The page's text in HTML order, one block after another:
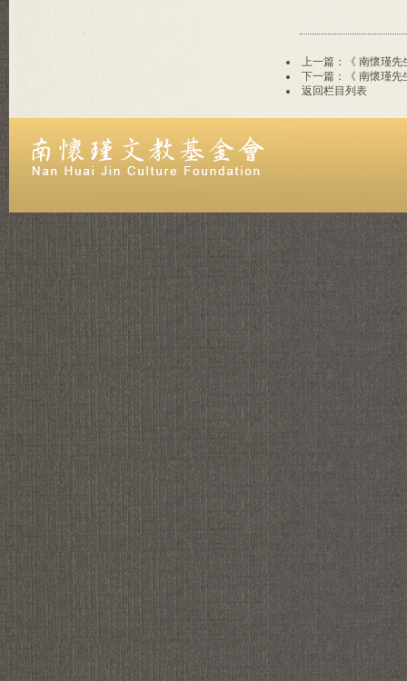
上一篇：《 南懷瑾先
下一篇：《 南懷瑾先
返回栏目列表